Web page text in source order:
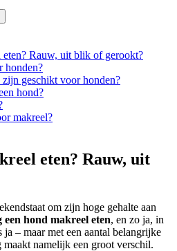
eten? Rauw, uit blik of gerookt?
honden?
geschikt voor honden?
hond?
makreel?
eten? Rauw, uit
om zijn hoge gehalte aan
een hond makreel eten, en zo ja, in
– maar met een aantal belangrijke
namelijk een groot verschil.